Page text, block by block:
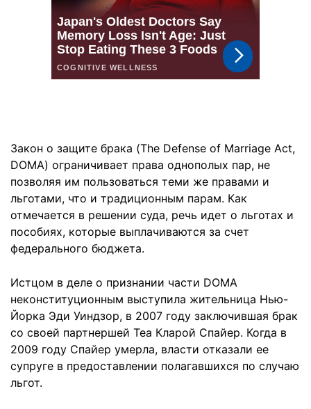
Закон о защите брака (The Defense of Marriage Act,
DOMA) ограничивает права однополых пар, не
позволяя им пользоваться теми же правами и
льготами, что и традиционным парам. Как
отмечается в решении суда, речь идет о льготах и
пособиях, которые выплачиваются за счет
федерального бюджета.
Истцом в деле о признании части DOMA
неконституционным выступила жительница Нью-
Йорка Эди Уиндзор, в 2007 году заключившая брак
со своей партнершей Теа Кларой Спайер. Когда в
2009 году Спайер умерла, власти отказали ее
супруге в предоставлении полагавшихся по случаю
льгот.